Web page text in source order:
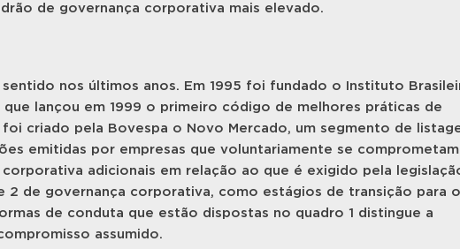
de governança corporativa mais elevado.
nos últimos anos. Em 1995 foi fundado o Instituto
que lançou em 1999 o primeiro código de melhores práticas de
criado pela Bovespa o Novo Mercado, um segmento de
emitidas por empresas que voluntariamente se comprometam
adicionais em relação ao que é exigido pela
2 de governança corporativa, como estágios de transição para o
de conduta que estão dispostas no quadro 1 distingue a
assumido.